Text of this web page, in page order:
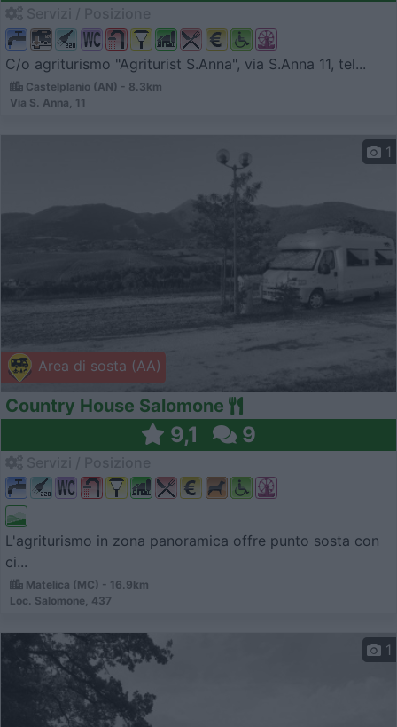
C/o agriturismo "Agriturist S.Anna", via S.Anna 11, tel...
Castelplanio (AN) - 8.3km
Via S. Anna, 11
Area di sosta (AA)
1
Country House Salomone
9,1 9
L'agriturismo in zona panoramica offre punto sosta con
ci...
Matelica (MC) - 16.9km
Loc. Salomone, 437
1